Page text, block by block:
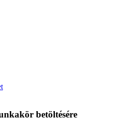
betöltésére